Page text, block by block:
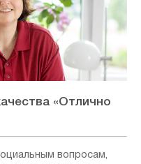
«Отлично
вопросам,